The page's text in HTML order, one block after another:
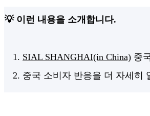
💡 이런 내용을 소개합니다.
1. SIAL SHANGHAI(in China) 중
2. 중국 소비자 반응을 더 자세히